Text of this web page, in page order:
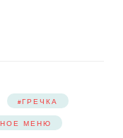
ГРЕЧКА
МЕНЮ